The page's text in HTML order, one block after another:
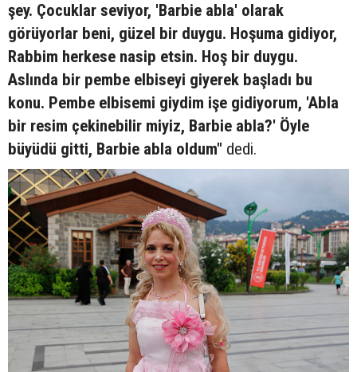
şey. Çocuklar seviyor, 'Barbie abla' olarak
görüyorlar beni, güzel bir duygu. Hoşuma gidiyor,
Rabbim herkese nasip etsin. Hoş bir duygu.
Aslında bir pembe elbiseyi giyerek başladı bu
konu. Pembe elbisemi giydim işe gidiyorum, 'Abla
bir resim çekinebilir miyiz, Barbie abla?' Öyle
büyüdü gitti, Barbie abla oldum" dedi.